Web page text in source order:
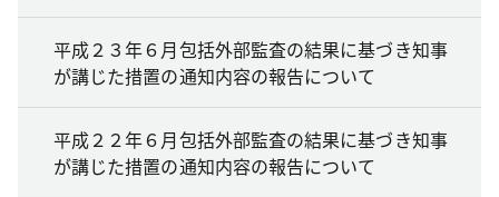
平成２３年６月包括外部監査の結果に基づき知事
が講じた措置の通知内容の報告について
平成２２年６月包括外部監査の結果に基づき知事
が講じた措置の通知内容の報告について